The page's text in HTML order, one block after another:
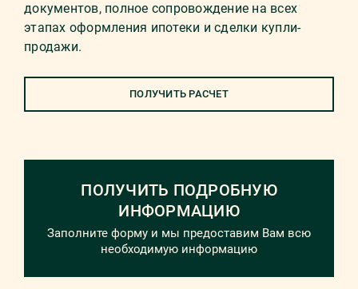
документов, полное сопровождение на всех
этапах оформления ипотеки и сделки купли-
продажи.
ПОЛУЧИТЬ РАСЧЕТ
ПОЛУЧИТЬ ПОДРОБНУЮ
ИНФОРМАЦИЮ
Заполните форму и мы предоставим Вам всю
необходимую информацию